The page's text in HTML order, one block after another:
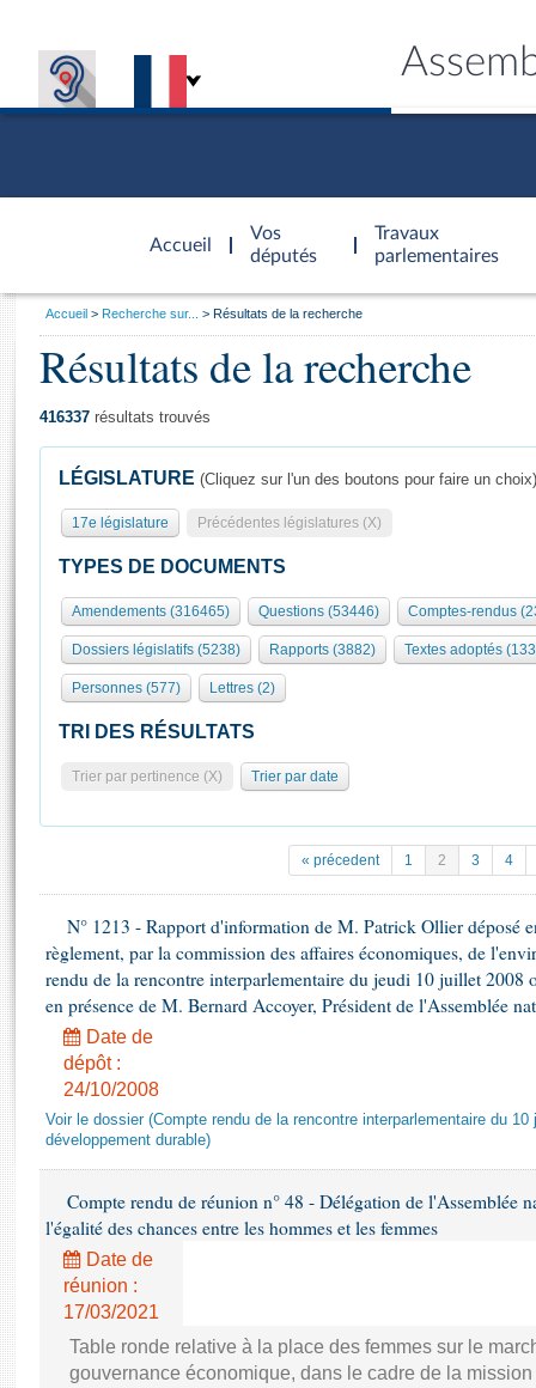
Accueil
d'accueil
Vos
députés
Travaux
parlementaires
Présidence
577 députés
Groupes politiques
Élections législatives
Séance publique
Commissions et autres organes
Europe et International
Contrôle et évaluation
Congrès
Pétitions
Documents parlementaires
Propositions de loi
Amendements
Textes adoptés
Rapports d'information
Rapports d'enquête
Rapports sur l'application des lois
Dossiers législatifs
Budget et sécurité sociale
Questions écrites et orales
Comptes rendus des débats
Général
Rôle et pouvoirs de l'Assemblée
Organisation de l'Assemblée
Présidence Conférence des Présidents Bureau Collège des
Statistiques et chiffres clés
Transparence et déontologie
Histoire
Juniors
Anciennes législatures
Liens vers les sites publics
Visiter l'Assemblée
Visite virtuelle du palais Bourbon
Assister à une séance
Accès des chercheurs à l’Assemblée
Les évènements
Photos libres de droit
Vous
Accueil Recherche sur... Résultats de la recherche
Résultats de la recherche
416337 résultats trouvés
LÉGISLATURE (Cliquez sur l'un des boutons pour faire un choix)
17e législature Précédentes législatures (X)
TYPES DE DOCUMENTS
Amendements (316465) Questions (53446) Comptes-rendus
Dossiers législatifs (5238) Rapports (3882) Textes adoptés
Personnes (577) Lettres (2)
TRI DES RÉSULTATS
Trier par pertinence (X) Trier par date
« précedent 1 2 3 4
N° 1213 - Rapport d'information de M. Patrick Ollier déposé
règlement, par la commission des affaires économiques, de
rendu de la rencontre interparlementaire du jeudi 10 juillet 2008
en présence de M. Bernard Accoyer, Président de l'Assemblée
Date de
dépôt :
24/10/2008
Voir le dossier (Compte rendu de la rencontre interparlementaire du
développement durable)
Compte rendu de réunion n° 48 - Délégation de l'Assemblée
l'égalité des chances entre les hommes et les femmes
Date de
réunion :
17/03/2021
Table ronde relative à la place des femmes sur le
gouvernance économique, dans le cadre de la